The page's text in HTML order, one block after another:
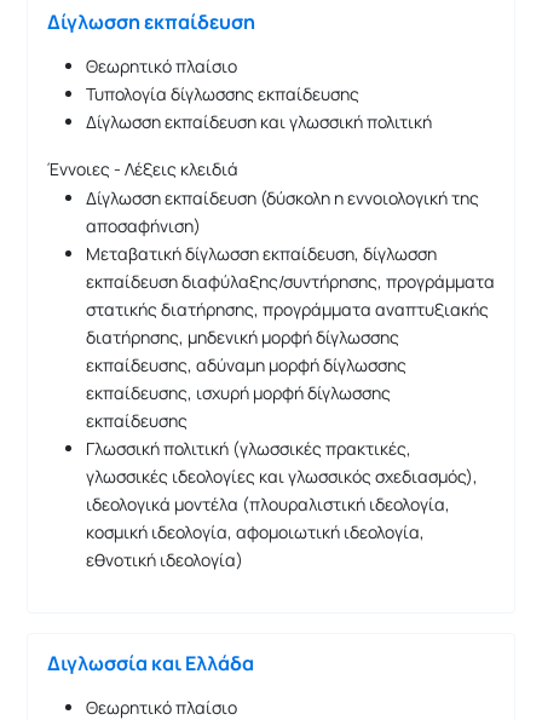
Δίγλωσση εκπαίδευση
Θεωρητικό πλαίσιο
Τυπολογία δίγλωσσης εκπαίδευσης
Δίγλωσση εκπαίδευση και γλωσσική πολιτική
Έννοιες - Λέξεις κλειδιά
Δίγλωσση εκπαίδευση (δύσκολη η εννοιολογική της
αποσαφήνιση)
Μεταβατική δίγλωσση εκπαίδευση, δίγλωσση
εκπαίδευση διαφύλαξης/συντήρησης, προγράμματα
στατικής διατήρησης, προγράμματα αναπτυξιακής
διατήρησης, μηδενική μορφή δίγλωσσης
εκπαίδευσης, αδύναμη μορφή δίγλωσσης
εκπαίδευσης, ισχυρή μορφή δίγλωσσης
εκπαίδευσης
Γλωσσική πολιτική (γλωσσικές πρακτικές,
γλωσσικές ιδεολογίες και γλωσσικός σχεδιασμός),
ιδεολογικά μοντέλα (πλουραλιστική ιδεολογία,
κοσμική ιδεολογία, αφομοιωτική ιδεολογία,
εθνοτική ιδεολογία)
Διγλωσσία και Ελλάδα
Θεωρητικό πλαίσιο